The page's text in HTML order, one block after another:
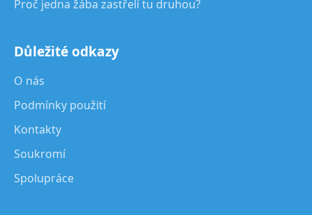
Proč jedna žába zastřelí tu druhou?
Důležité odkazy
O nás
Podmínky použití
Kontakty
Soukromí
Spolupráce